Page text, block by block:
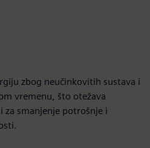
zbog neučinkovitih sustava i
vremenu, što otežava
za smanjenje potrošnje i